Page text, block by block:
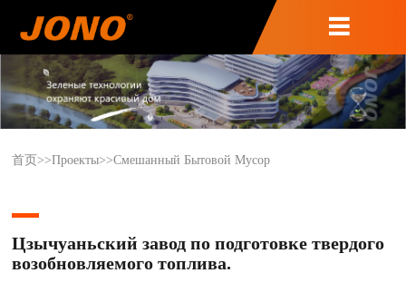
首页>>Проекты>>Смешанный Бытовой Мусор
Цзычуаньский завод по подготовке твердого
возобновляемого топлива.